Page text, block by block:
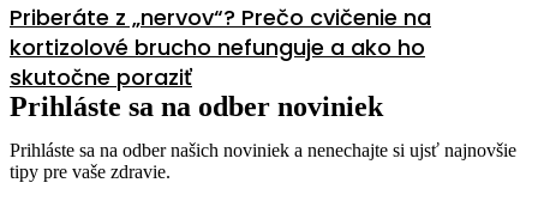
Priberáte z „nervov“? Prečo cvičenie na
kortizolové brucho nefunguje a ako ho
skutočne poraziť
Prihláste sa na odber noviniek
Prihláste sa na odber našich noviniek a nenechajte si ujsť najnovšie
tipy pre vaše zdravie.